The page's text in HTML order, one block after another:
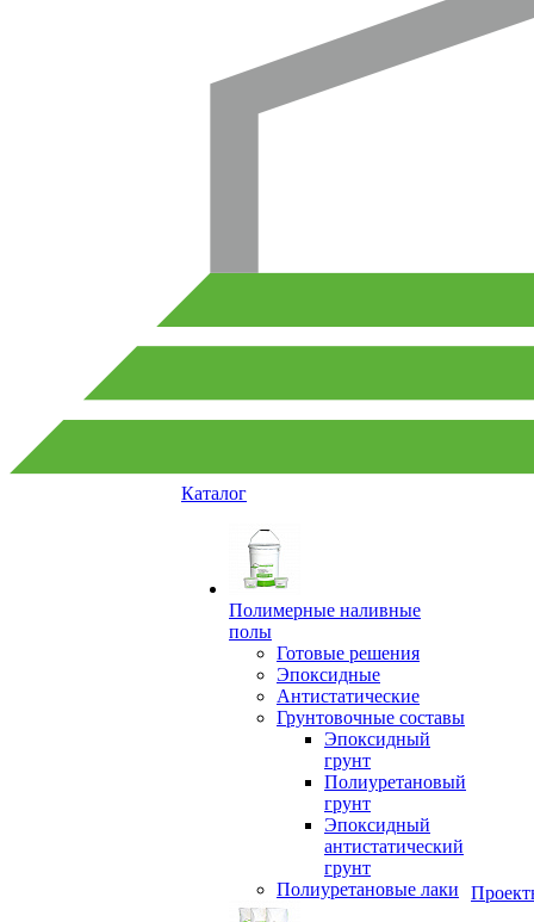
Каталог
Полимерные наливные
полы
Готовые решения
Эпоксидные
Антистатические
Грунтовочные составы
Эпоксидный
грунт
Полиуретановый
грунт
Эпоксидный
антистатический
грунт
Полиуретановые лаки